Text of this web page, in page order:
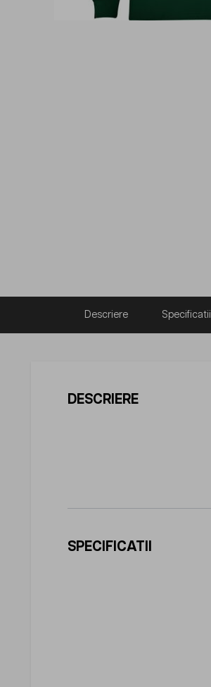
Descriere Specificatii
DESCRIERE
SPECIFICATII